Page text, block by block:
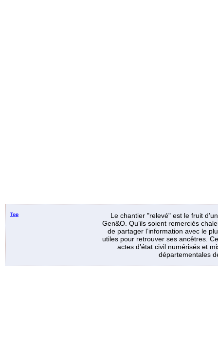
Top
Le chantier "relevé" est le fruit
Gen&O. Qu’ils soient remerciés
de partager l’information avec le
utiles pour retrouver ses ancêtres.
actes d’état civil numérisés et
départementales